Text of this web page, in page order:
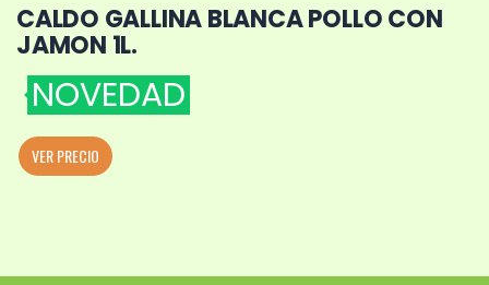
CALDO GALLINA BLANCA POLLO CON
JAMON 1L.
NOVEDAD
VER PRECIO